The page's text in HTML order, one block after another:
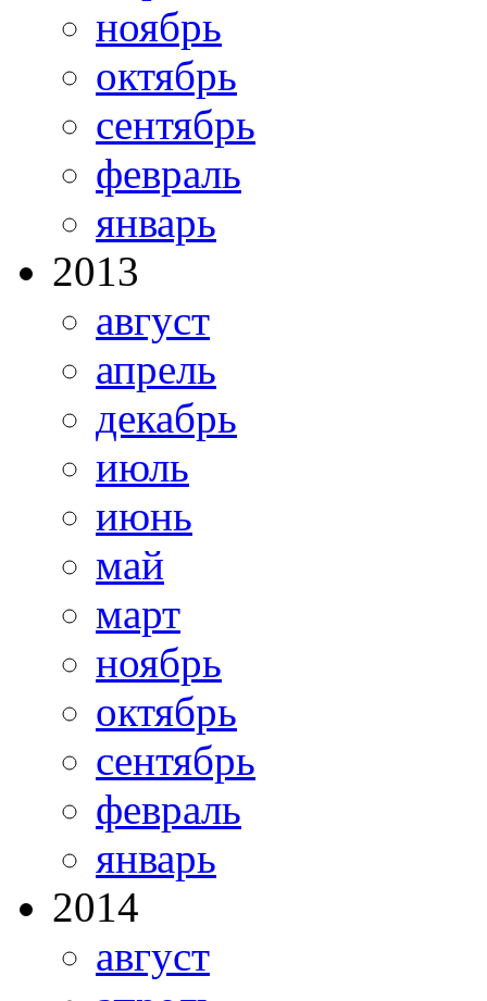
ноябрь
октябрь
сентябрь
февраль
январь
2013
август
апрель
декабрь
июль
июнь
май
март
ноябрь
октябрь
сентябрь
февраль
январь
2014
август